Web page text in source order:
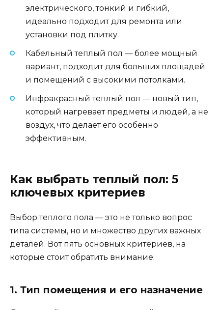
электрического, тонкий и гибкий,
идеально подходит для ремонта или
установки под плитку.
Кабельный теплый пол — более мощный
вариант, подходит для больших площадей
и помещений с высокими потолками.
Инфракрасный теплый пол — новый тип,
который нагревает предметы и людей, а не
воздух, что делает его особенно
эффективным.
Как выбрать теплый пол: 5
ключевых критериев
Выбор теплого пола — это не только вопрос
типа системы, но и множество других важных
деталей. Вот пять основных критериев, на
которые стоит обратить внимание:
1. Тип помещения и его назначение